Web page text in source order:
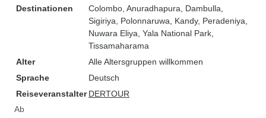
Destinationen
Colombo , Anuradhapura , Dambulla
Sigiriya , Polonnaruwa , Kandy, Peradeniya
Nuwara Eliya , Yala National Park
Tissamaharama
Alter
Alle Altersgruppen willkommen
Sprache
Deutsch
Reiseveranstalter DERTOUR
Ab